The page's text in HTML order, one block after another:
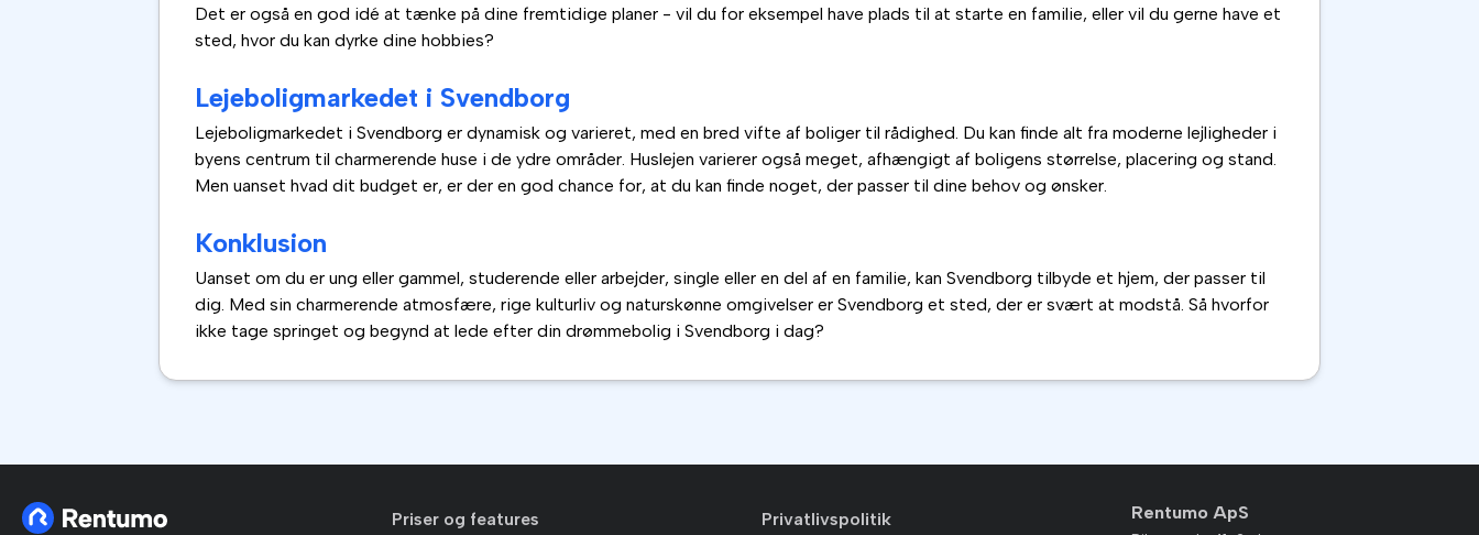
Det er også en god idé at tænke på dine fremtidige planer - vil du for eksempel have plads til at starte en familie, eller vil du gerne have et
sted, hvor du kan dyrke dine hobbies?
Lejeboligmarkedet i Svendborg
Lejeboligmarkedet i Svendborg er dynamisk og varieret, med en bred vifte af boliger til rådighed. Du kan finde alt fra moderne lejligheder i
byens centrum til charmerende huse i de ydre områder. Huslejen varierer også meget, afhængigt af boligens størrelse, placering og stand.
Men uanset hvad dit budget er, er der en god chance for, at du kan finde noget, der passer til dine behov og ønsker.
Konklusion
Uanset om du er ung eller gammel, studerende eller arbejder, single eller en del af en familie, kan Svendborg tilbyde et hjem, der passer til
dig. Med sin charmerende atmosfære, rige kulturliv og naturskønne omgivelser er Svendborg et sted, der er svært at modstå. Så hvorfor
ikke tage springet og begynd at lede efter din drømmebolig i Svendborg i dag?
Priser og features Privatlivspolitik Rentumo ApS